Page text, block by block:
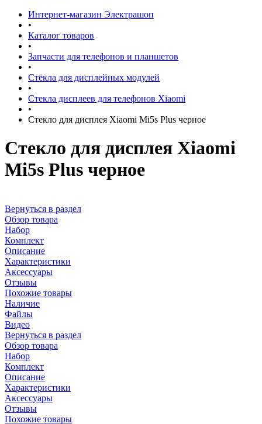
Интернет-магазин Электрашоп
•
Каталог товаров
•
Запчасти для телефонов и планшетов
•
Стёкла для дисплейных модулей
•
Стекла дисплеев для телефонов Xiaomi
•
Стекло для дисплея Xiaomi Mi5s Plus черное
Стекло для дисплея Xiaomi
Mi5s Plus черное
Вернуться в раздел
Обзор товара
Набор
Комплект
Описание
Характеристики
Аксессуары
Отзывы
Похожие товары
Наличие
Файлы
Видео
Вернуться в раздел
Обзор товара
Набор
Комплект
Описание
Характеристики
Аксессуары
Отзывы
Похожие товары